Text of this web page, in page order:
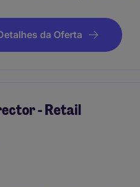
da Oferta
- Retail